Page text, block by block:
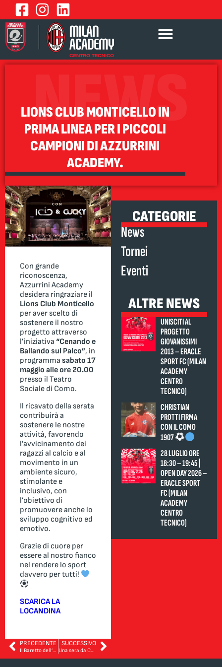
NEWS
LIONS CLUB MONTICELLO IN
PRIMA LINEA PER I PICCOLI
CAMPIONI DI AZZURRINI
ACADEMY.
Con grande
riconoscenza,
Azzurrini Academy
desidera ringraziare il
Lions Club Monticello
per aver scelto di
sostenere il nostro
progetto attraverso
l’iniziativa “Cenando e
Ballando sul Palco”, in
programma sabato 17
maggio alle ore 20.00
presso il Teatro
Sociale di Como.
Il ricavato della serata
contribuirà a
sostenere le nostre
attività, favorendo
l’avvicinamento dei
ragazzi al calcio e al
movimento in un
ambiente sicuro,
stimolante e
inclusivo, con
l’obiettivo di
promuovere anche lo
sviluppo cognitivo ed
emotivo.
Grazie di cuore per
essere al nostro fianco
nel rendere lo sport
davvero per tutti!
SCARICA LA
LOCANDINA
PRECEDENTE
Il Baretto dell’oratorio
SUCCESSIVO
Una sera da Campioni del Mondo
CATEGORIE
News
Tornei
Eventi
ALTRE NEWS
UNISCITI AL
PROGETTO
GIOVANISSIMI
2013 – ERACLE
SPORT FC (MILAN
ACADEMY
CENTRO
TECNICO)
CHRISTIAN
PROTTI FIRMA
CON IL COMO
1907
28 LUGLIO ORE
18:30 – 19:45 |
OPEN DAY 2026 –
ERACLE SPORT
FC (MILAN
ACADEMY
CENTRO
TECNICO)